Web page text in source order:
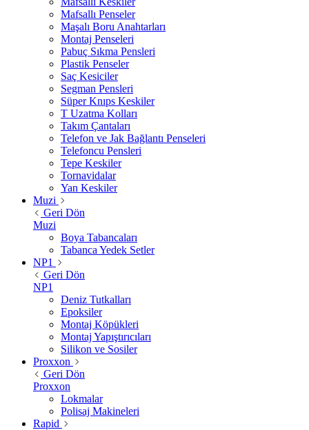
Mafsallı Penseler
Maşalı Boru Anahtarları
Montaj Penseleri
Pabuç Sıkma Pensleri
Plastik Penseler
Saç Kesiciler
Segman Pensleri
Süper Knıps Keskiler
T Uzatma Kolları
Takım Çantaları
Telefon ve Jak Bağlantı Penseleri
Telefoncu Pensleri
Tepe Keskiler
Tornavidalar
Yan Keskiler
Muzi
Geri Dön
Muzi
Boya Tabancaları
Tabanca Yedek Setler
NP1
Geri Dön
NP1
Deniz Tutkalları
Epoksiler
Montaj Köpükleri
Montaj Yapıştırıcıları
Silikon ve Sosiler
Proxxon
Geri Dön
Proxxon
Lokmalar
Polisaj Makineleri
Rapid